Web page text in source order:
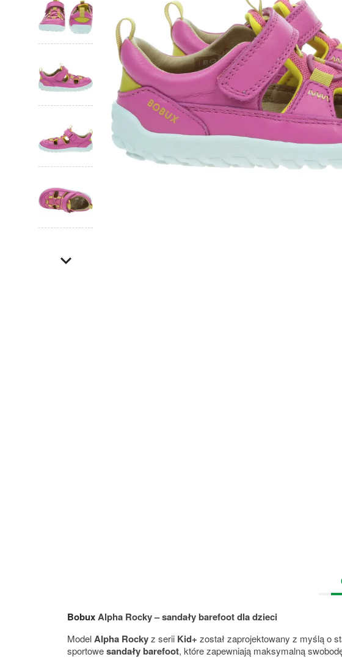
BobuxAlpha Rocky – sandały barefoot dla dzieci
ModelAlpha Rockyz serii Kid+ został zaprojektowany z myślą o
sportowesandały barefoot, które zapewniają maksymalną